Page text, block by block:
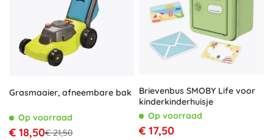
Grasmaaier, afneembare bak
Op voorraad
€ 18,50€ 21,50
Brievenbus SMOBY Life voor
kinderkinderhuisje
Op voorraad
€ 17,50